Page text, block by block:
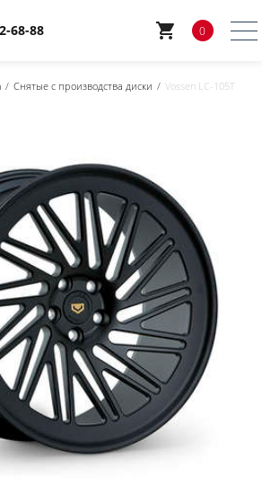
68-88 0
Снятые с производства диски Vossen LC-105T